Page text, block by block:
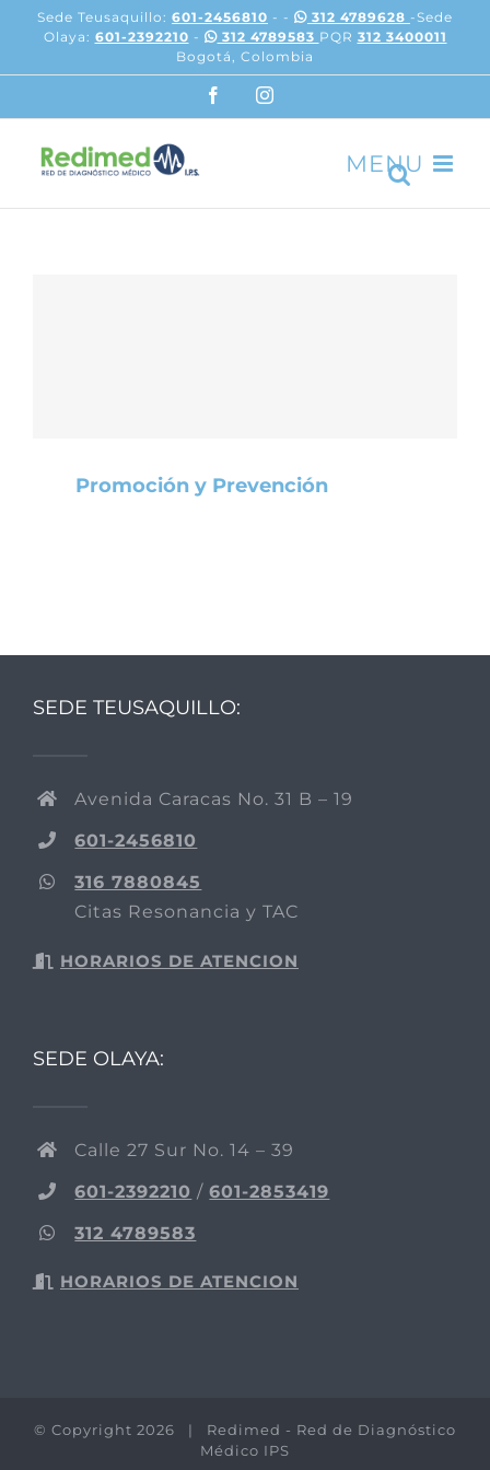
SkipSede Teusaquillo: 601-2456810 - - 312 4789628 -Sede
Olaya: 601-2392210 - 312 4789583 PQR 312 3400011
Bogotá, Colombia
Facebook
Promoción y Prevención
SEDE TEUSAQUILLO:
Avenida Caracas No. 31 B – 19
601-2456810
316 7880845
Citas Resonancia y TAC
HORARIOS DE ATENCION
SEDE OLAYA:
Calle 27 Sur No. 14 – 39
601-2392210 /601-2853419
312 4789583
HORARIOS DE ATENCION
© Copyright 2026 | Redimed - Red de Diagnóstico
Médico IPS